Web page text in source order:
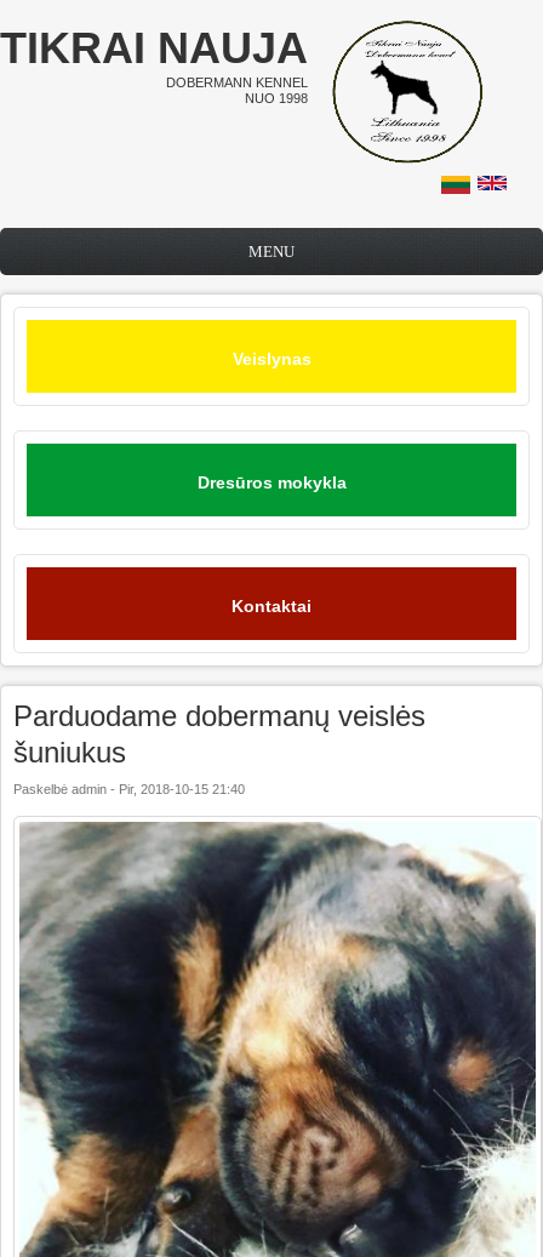
Pereiti į pagrindinį turinį
TIKRAI NAUJA
DOBERMANN KENNEL
NUO 1998
MENU
Veislynas
Dresūros mokykla
Kontaktai
Parduodame dobermanų veislės
šuniukus
Paskelbė admin - Pir, 2018-10-15 21:40